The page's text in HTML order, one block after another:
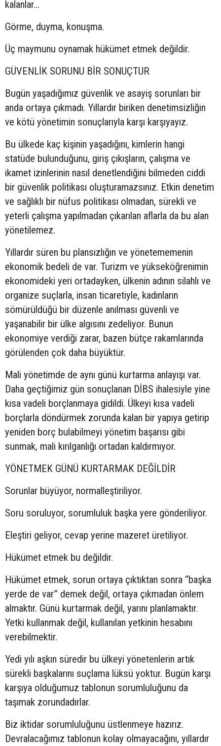
kalanlar…
Görme, duyma, konuşma.
Üç maymunu oynamak hükümet etmek değildir.
GÜVENLİK SORUNU BİR SONUÇTUR
Bugün yaşadığımız güvenlik ve asayiş sorunları bir
anda ortaya çıkmadı. Yıllardır biriken denetimsizliğin
ve kötü yönetimin sonuçlarıyla karşı karşıyayız.
Bu ülkede kaç kişinin yaşadığını, kimlerin hangi
statüde bulunduğunu, giriş çıkışların, çalışma ve
ikamet izinlerinin nasıl denetlendiğini bilmeden ciddi
bir güvenlik politikası oluşturamazsınız. Etkin denetim
ve sağlıklı bir nüfus politikası olmadan, sürekli ve
yeterli çalışma yapılmadan çıkarılan aflarla da bu alan
yönetilemez.
Yıllardır süren bu plansızlığın ve yönetememenin
ekonomik bedeli de var. Turizm ve yükseköğrenimin
ekonomideki yeri ortadayken, ülkenin adının silahlı ve
organize suçlarla, insan ticaretiyle, kadınların
sömürüldüğü bir düzenle anılması güvenli ve
yaşanabilir bir ülke algısını zedeliyor. Bunun
ekonomiye verdiği zarar, bazen bütçe rakamlarında
görülenden çok daha büyüktür.
Mali yönetimde de aynı günü kurtarma anlayışı var.
Daha geçtiğimiz gün sonuçlanan DİBS ihalesiyle yine
kısa vadeli borçlanmaya gidildi. Ülkeyi kısa vadeli
borçlarla döndürmek zorunda kalan bir yapıya getirip
yeniden borç bulabilmeyi yönetim başarısı gibi
sunmak, mali kırılganlığı ortadan kaldırmıyor.
YÖNETMEK GÜNÜ KURTARMAK DEĞİLDİR
Sorunlar büyüyor, normalleştiriliyor.
Soru soruluyor, sorumluluk başka yere gönderiliyor.
Eleştiri geliyor, cevap yerine mazeret üretiliyor.
Hükümet etmek bu değildir.
Hükümet etmek, sorun ortaya çıktıktan sonra “başka
yerde de var” demek değil, ortaya çıkmadan önlem
almaktır. Günü kurtarmak değil, yarını planlamaktır.
Yetki kullanmak değil, kullanılan yetkinin hesabını
verebilmektir.
Yedi yılı aşkın süredir bu ülkeyi yönetenlerin artık
sürekli başkalarını suçlama lüksü yoktur. Bugün karşı
karşıya olduğumuz tablonun sorumluluğunu da
taşımak zorundadırlar.
Biz iktidar sorumluluğunu üstlenmeye hazırız.
Devralacağımız tablonun kolay olmayacağını, yıllardır